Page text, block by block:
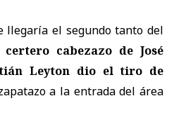
llegaría el segundo tanto del
certero cabezazo de José
Leyton dio el tiro de
a la entrada del área